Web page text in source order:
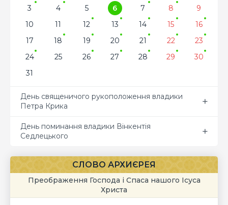
3
4 5 6 7 8
9
10
11 12 13 14 15
16
17
18 19 20 21 22
23
24
25 26 27 28 29
30
31
День священичого рукоположення владики
Петра Крика
День поминання владики Вінкентія
Седлецького
СЛОВО АРХИЄРЕЯ
Преображення Господа і Спаса нашого Ісуса
Христа